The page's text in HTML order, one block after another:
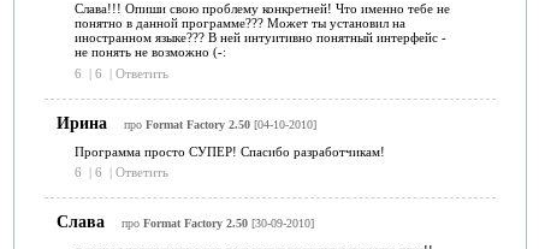
Слава!!! Опиши свою проблему конкретней! Что именно тебе не
понятно в данной программе??? Может ты установил на
иностранном языке??? В ней интуитивно понятный интерфейс -
не понять не возможно (-:
6
| 6 | Ответить
Ирина про Format Factory 2.50[04-10-2010]
Программа просто СУПЕР! Спасибо разработчикам!
6
| 6 | Ответить
Слава про Format Factory 2.50[30-09-2010]